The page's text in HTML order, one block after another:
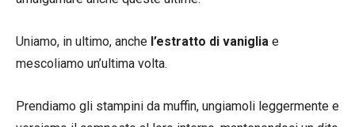
Uniamo, in ultimo, anche l’estratto di vaniglia e
mescoliamo un’ultima volta.
Prendiamo gli stampini da muffin, ungiamoli leggermente e